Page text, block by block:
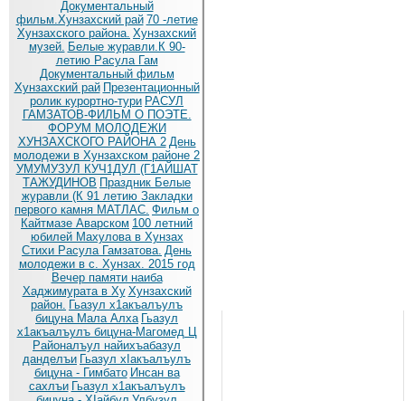
Документальный
фильм.Хунзахский рай 70 -летие
Хунзахского района. Хунзахский
музей. Белые журавли.К 90-
летию Расула Гам
Документальный фильм
Хунзахский рай Презентационный
ролик курортно-тури РАСУЛ
ГАМЗАТОВ-ФИЛЬМ О ПОЭТЕ.
ФОРУМ МОЛОДЕЖИ
ХУНЗАХСКОГО РАЙОНА 2 День
молодежи в Хунзахском районе 2
УМУМУЗУЛ КУЧ1ДУЛ (Г1АЙШАТ
ТАЖУДИНОВ Праздник Белые
журавли (К 91 летию Закладки
первого камня МАТЛАС. Фильм о
Кайтмазе Аварском 100 летний
юбилей Махулова в Хунзах
Стихи Расула Гамзатова. День
молодежи в с. Хунзах. 2015 год
Вечер памяти наиба
Хаджимурата в Ху Хунзахский
район. Гьазул х1акъалъулъ
бицуна Мала Алха Гьазул
х1акъалъулъ бицуна-Магомед Ц
Районалъул найихъабазул
данделъи Гьазул хIакъалъулъ
бицуна - Гимбато Инсан ва
сахлъи Гьазул х1акъалъулъ